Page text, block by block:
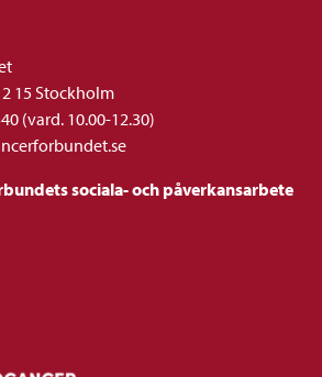
15 Stockholm
(vard. 10.00-12.30)
sociala- och påverkansarbete